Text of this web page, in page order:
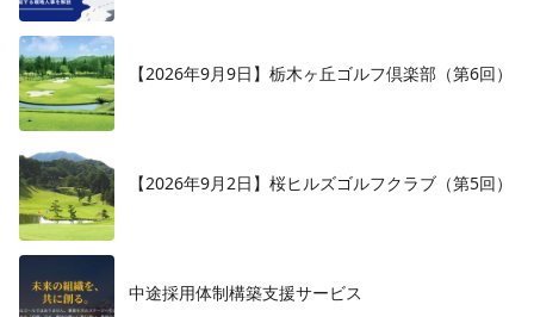
【2026年9月9日】栃木ヶ丘ゴルフ倶楽部（第6回）
【2026年9月2日】桜ヒルズゴルフクラブ（第5回）
中途採用体制構築支援サービス